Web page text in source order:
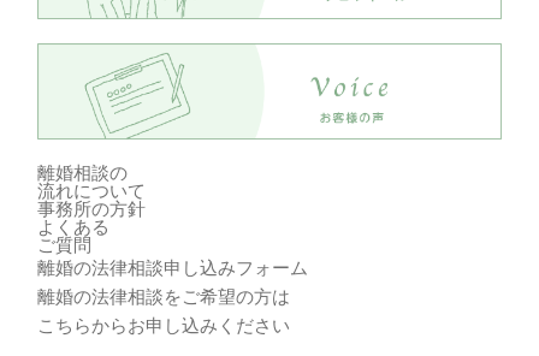
離婚相談の
流れについて
事務所の方針
よくある
ご質問
離婚の法律相談申し込みフォーム
離婚の法律相談をご希望の方は
こちらからお申し込みください